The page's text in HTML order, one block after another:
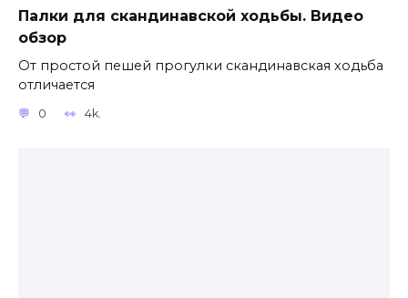
Палки для скандинавской ходьбы. Видео
обзор
От простой пешей прогулки скандинавская ходьба
отличается
0 4k.